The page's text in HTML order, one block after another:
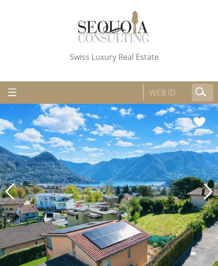
Swiss Luxury Real Estate